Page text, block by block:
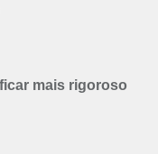
mais rigoroso